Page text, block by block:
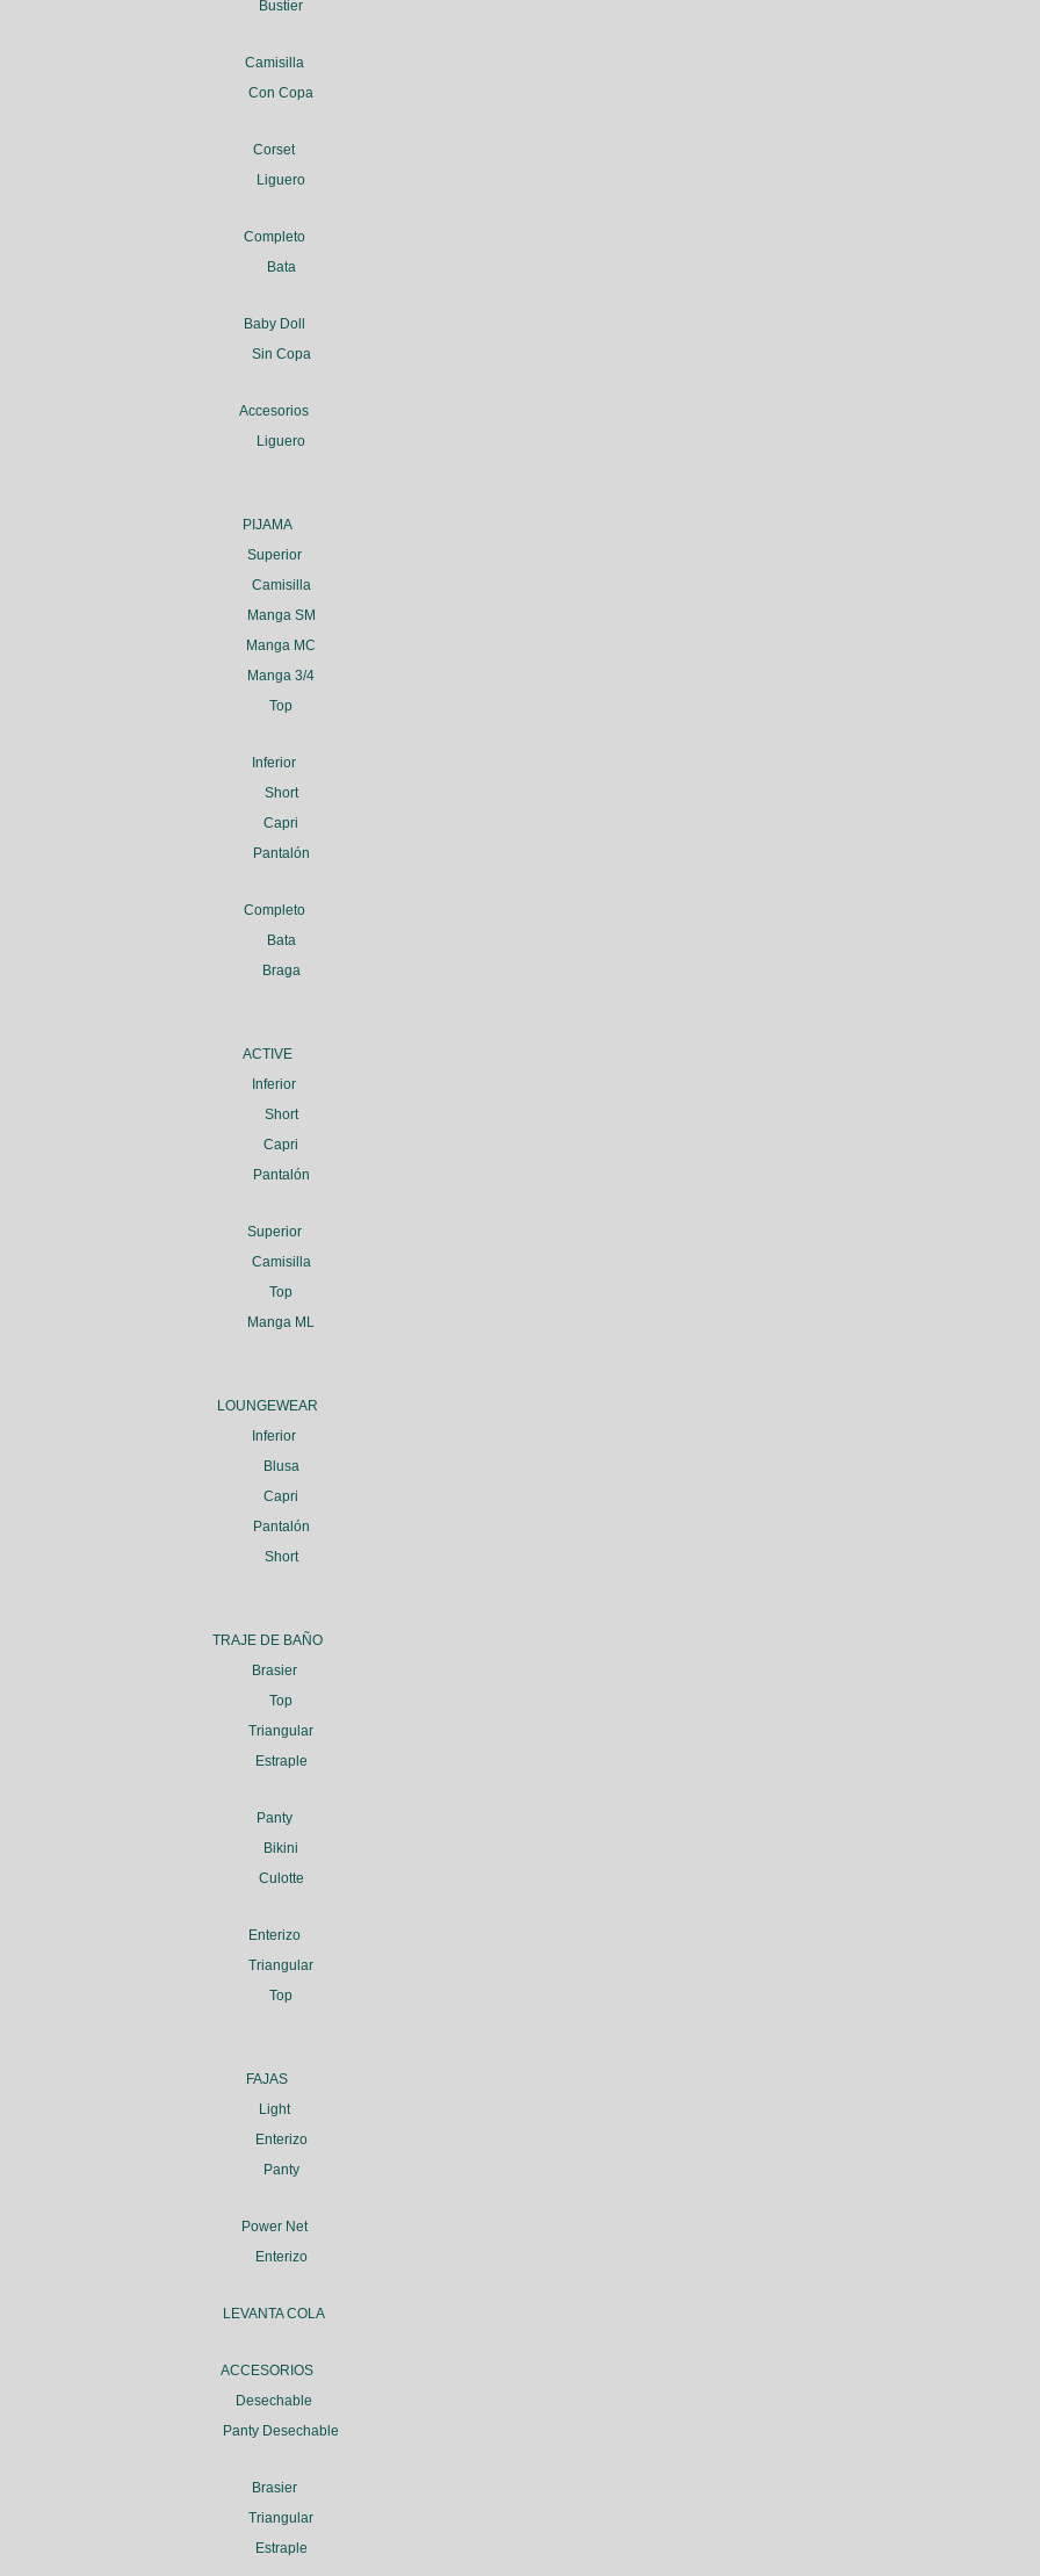
Bustier
Camisilla
Con Copa
Corset
Liguero
Completo
Bata
Baby Doll
Sin Copa
Accesorios
Liguero
PIJAMA
Superior
Camisilla
Manga SM
Manga MC
Manga 3/4
Top
Inferior
Short
Capri
Pantalón
Completo
Bata
Braga
ACTIVE
Inferior
Short
Capri
Pantalón
Superior
Camisilla
Top
Manga ML
LOUNGEWEAR
Inferior
Blusa
Capri
Pantalón
Short
TRAJE DE BAÑO
Brasier
Top
Triangular
Estraple
Panty
Bikini
Culotte
Enterizo
Triangular
Top
FAJAS
Light
Enterizo
Panty
Power Net
Enterizo
LEVANTA COLA
ACCESORIOS
Desechable
Panty Desechable
Brasier
Triangular
Estraple